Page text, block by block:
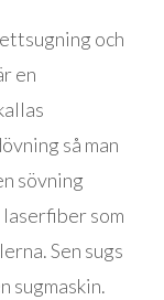
och
en
så man
sövning
som
Sen sugs
sugmaskin.